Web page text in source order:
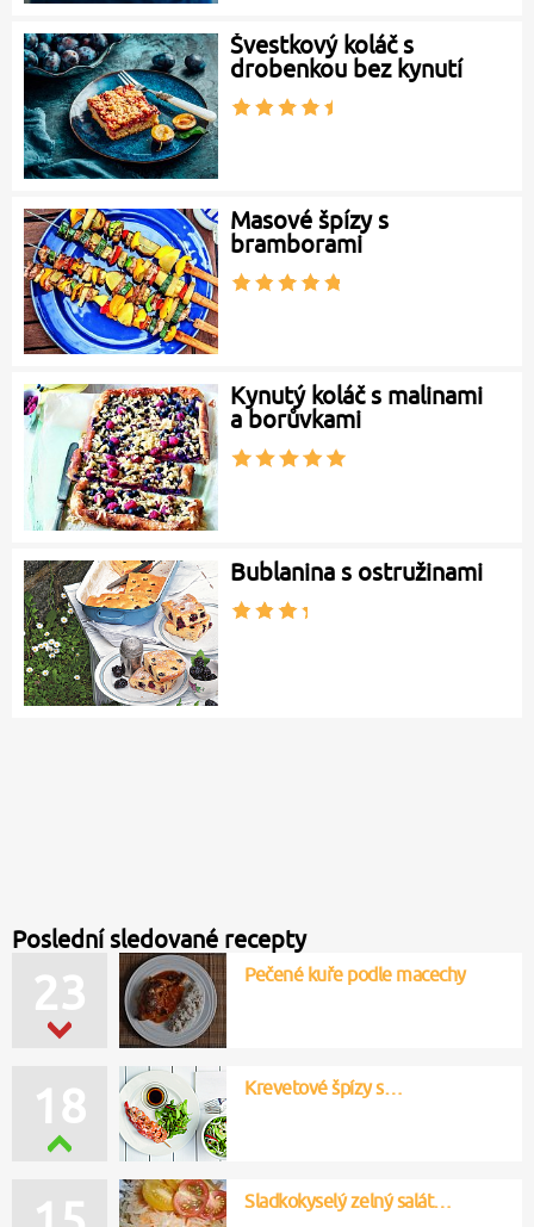
Švestkový koláč s
drobenkou bez kynutí
Masové špízy s
bramborami
Kynutý koláč s malinami
a borůvkami
Bublanina s ostružinami
Poslední sledované recepty
23 Pečené kuře podle macechy
Sladkokyselý zelný salát…
18 Krevetové špízy s…